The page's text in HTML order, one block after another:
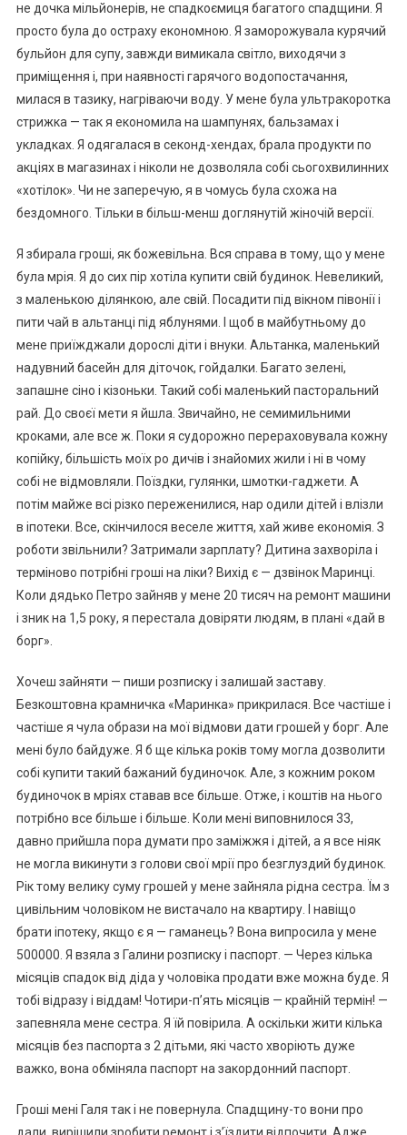
не дочка мільйонерів, не спадкоємиця багатого спадщини. Я
просто була до остраху економною. Я заморожувала курячий
бульйон для супу, завжди вимикала світло, виходячи з
приміщення і, при наявності гарячого водопостачання,
милася в тазику, нагріваючи воду. У мене була ультракоротка
стрижка — так я економила на шампунях, бальзамах і
укладках. Я одягалася в секонд-хендах, брала продукти по
акціях в магазинах і ніколи не дозволяла собі сьогохвилинних
«хотілок». Чи не заперечую, я в чомусь була схожа на
бездомного. Тільки в більш-менш доглянутій жіночій версії.
Я збирала гроші, як божевільна. Вся справа в тому, що у мене
була мрія. Я до сих пір хотіла купити свій будинок. Невеликий,
з маленькою ділянкою, але свій. Посадити під вікном півонії і
пити чай в альтанці під яблунями. І щоб в майбутньому до
мене приїжджали дорослі діти і внуки. Альтанка, маленький
надувний басейн для діточок, гойдалки. Багато зелені,
запашне сіно і кізоньки. Такий собі маленький пасторальний
рай. До своєї мети я йшла. Звичайно, не семимильними
кроками, але все ж. Поки я судорожно перераховувала кожну
копійку, більшість моїх ро дичів і знайомих жили і ні в чому
собі не відмовляли. Поїздки, гулянки, шмотки-гаджети. А
потім майже всі різко переженилися, нар одили дітей і влізли
в іпотеки. Все, скінчилося веселе життя, хай живе економія. З
роботи звільнили? Затримали зарплату? Дитина захворіла і
терміново потрібні гроші на ліки? Вихід є — дзвінок Маринці.
Коли дядько Петро зайняв у мене 20 тисяч на ремонт машини
і зник на 1,5 року, я перестала довіряти людям, в плані «дай в
борг».
Хочеш зайняти — пиши розписку і залишай заставу.
Безкоштовна крамничка «Маринка» прикрилася. Все частіше і
частіше я чула образи на мої відмови дати грошей у борг. Але
мені було байдуже. Я б ще кілька років тому могла дозволити
собі купити такий бажаний будиночок. Але, з кожним роком
будиночок в мріях ставав все більше. Отже, і коштів на нього
потрібно все більше і більше. Коли мені виповнилося 33,
давно прийшла пора думати про заміжжя і дітей, а я все ніяк
не могла викинути з голови свої мрії про безглуздий будинок.
Рік тому велику суму грошей у мене зайняла рідна сестра. Їм з
цивільним чоловіком не вистачало на квартиру. І навіщо
брати іпотеку, якщо є я — гаманець? Вона випросила у мене
500000. Я взяла з Галини розписку і паспорт. — Через кілька
місяців спадок від діда у чоловіка продати вже можна буде. Я
тобі відразу і віддам! Чотири-п’ять місяців — крайній термін! —
запевняла мене сестра. Я їй повірила. А оскільки жити кілька
місяців без паспорта з 2 дітьми, які часто хворіють дуже
важко, вона обміняла паспорт на закордонний паспорт.
Гроші мені Галя так і не повернула. Спадщину-то вони про